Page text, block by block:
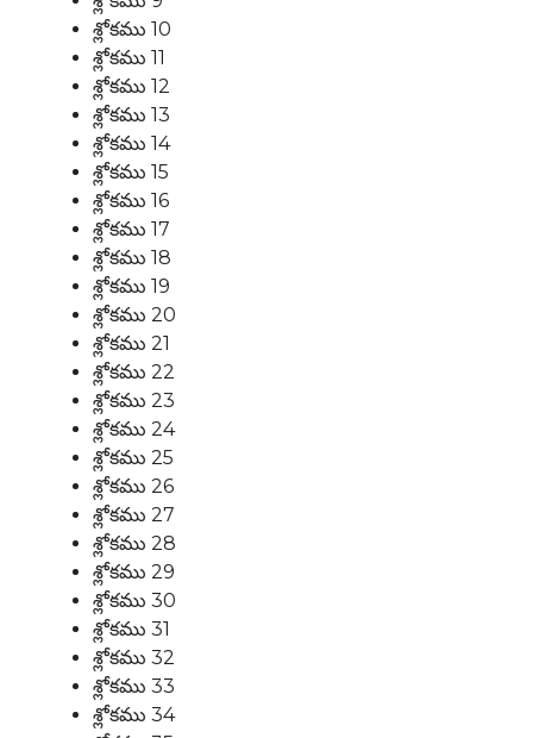
శ్లోకము 10
శ్లోకము 11
శ్లోకము 12
శ్లోకము 13
శ్లోకము 14
శ్లోకము 15
శ్లోకము 16
శ్లోకము 17
శ్లోకము 18
శ్లోకము 19
శ్లోకము 20
శ్లోకము 21
శ్లోకము 22
శ్లోకము 23
శ్లోకము 24
శ్లోకము 25
శ్లోకము 26
శ్లోకము 27
శ్లోకము 28
శ్లోకము 29
శ్లోకము 30
శ్లోకము 31
శ్లోకము 32
శ్లోకము 33
శ్లోకము 34